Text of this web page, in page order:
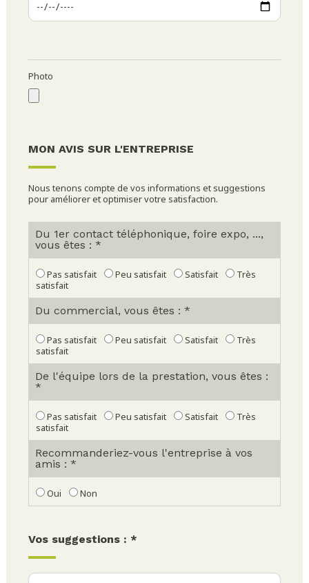
Photo
MON AVIS SUR L'ENTREPRISE
Nous tenons compte de vos informations et suggestions
pour améliorer et optimiser votre satisfaction.
Du 1er contact téléphonique, foire expo, ...,
vous êtes : *
Pas satisfait Peu satisfait Satisfait
Très
satisfait
Du commercial, vous êtes : *
Pas satisfait Peu satisfait Satisfait
Très
satisfait
De l'équipe lors de la prestation, vous êtes :
*
Pas satisfait Peu satisfait Satisfait
Très
satisfait
Recommanderiez-vous l'entreprise à vos
amis : *
Oui Non
Vos suggestions : *